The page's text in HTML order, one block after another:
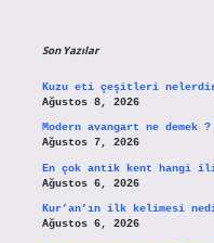
Son Yazılar
Kuzu eti çeşitleri
Ağustos 8, 2026
Modern avangart ne demek ?
Ağustos 7, 2026
En çok antik kent hangi
Ağustos 6, 2026
Kur’an’ın ilk kelimesi
Ağustos 6, 2026